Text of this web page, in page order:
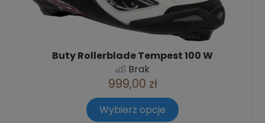
Buty Rollerblade Tempest 100 W
Brak
999,00 zł
Wybierz opcje